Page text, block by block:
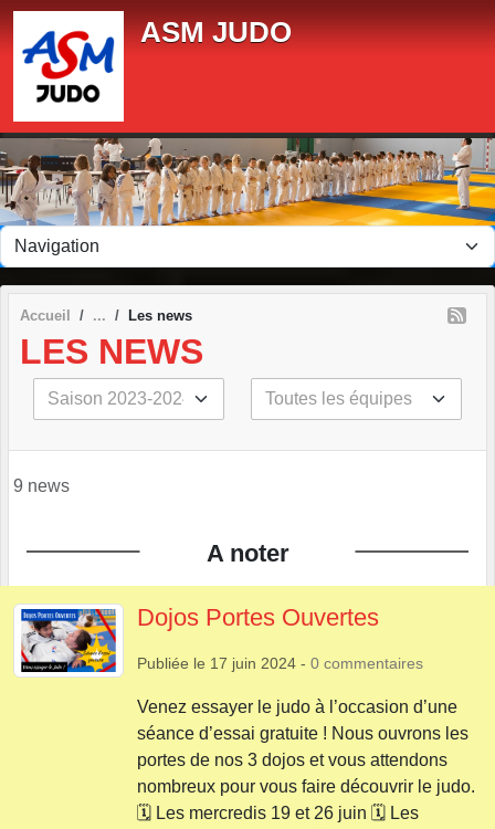
ASM JUDO
Accueil Les news
LES NEWS
9 news
A noter
Dojos Portes Ouvertes
Publiée le 17 juin 2024 - 0 commentaires
Venez essayer le judo à l’occasion d’une
séance d’essai gratuite ! Nous ouvrons les
portes de nos 3 dojos et vous attendons
nombreux pour vous faire découvrir le judo.
🗓 Les mercredis 19 et 26 juin 🗓 Les
Panneau de gestion des cookies